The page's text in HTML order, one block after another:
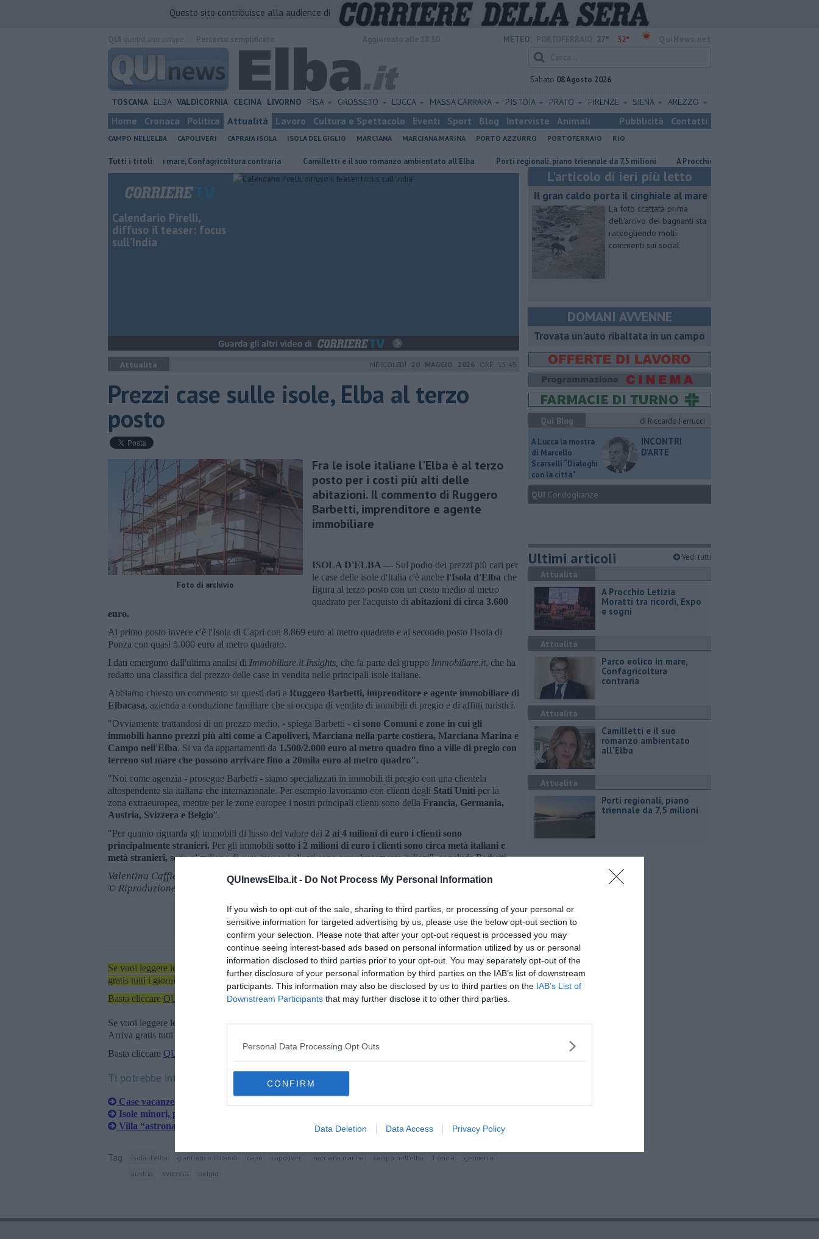
QUInewsElba.it - Do Not Process My Personal Information
If you wish to opt-out of the sale, sharing to third parties, or processing of your personal or
sensitive information for targeted advertising by us, please use the below opt-out section to
confirm your selection. Please note that after your opt-out request is processed you may
continue seeing interest-based ads based on personal information utilized by us or personal
information disclosed to third parties prior to your opt-out. You may separately opt-out of the
further disclosure of your personal information by third parties on the IAB’s list of downstream
participants. This information may also be disclosed by us to third parties on the IAB’s List of
Downstream Participants that may further disclose it to other third parties.
Personal Data Processing Opt Outs
CONFIRM
Data Deletion Data Access Privacy Policy
Questo sito contribuisce alla audience di
METEO: 27° 32°
Sabato 08 Agosto 2026
TOSCANA ELBA VALDICORNIA CECINA LIVORNO PISA GROSSETO LUCCA MASSA CARRARA PISTOIA PRATO FIRENZE SIENA AREZZO
Home Cronaca Politica Attualità Lavoro Cultura e Spettacolo Eventi Sport Blog Interviste Animali Pubblicità Contatti
CAMPO NELL'ELBA CAPOLIVERI CAPRAIA ISOLA ISOLA DEL GIGLIO MARCIANA MARCIANA MARINA PORTO AZZURRO PORTOFERRAIO RIO
Tutti i titoli:
Parco eolico in mare, Confagricoltura contraria Camilletti e il suo romanzo ambientato all'Elba Porti regionali, piano triennale da 7,5 milioni A Procchio Letizia Moratti tra ricordi, Expo e
Calendario Pirelli,
diffuso il teaser: focus
sull'India
Attualità MERCOLEDÌ 20 MAGGIO 2026 ORE 15:45
Prezzi case sulle isole, Elba al terzo
posto
Foto di archivio
Fra le isole italiane l'Elba è al terzo
posto per i costi più alti delle
abitazioni. Il commento di Ruggero
Barbetti, imprenditore e agente
immobiliare
ISOLA D'ELBA — Sul podio dei prezzi più cari per
le case delle isole d'Italia c'è anche l'Isola d'Elba che
figura al terzo posto con un costo medio al metro
quadrato per l'acquisto di abitazioni di circa 3.600
euro.
Al primo posto invece c'è l'Isola di Capri con 8.869 euro al metro quadrato e al secondo posto l'Isola di
Ponza con quasi 5.000 euro al metro quadrato.
I dati emergono dall'ultima analisi di Immobiliare.it Insights, che fa parte del gruppo Immobiliare.it, che ha
redatto una classifica del prezzo delle case in vendita nelle principali isole italiane.
Abbiamo chiesto un commento su questi dati a Ruggero Barbetti, imprenditore e agente immobiliare di
Elbacasa, azienda a conduzione familiare che si occupa di vendita di immibili di pregio e di affitti turistici.
"Ovviamente trattandosi di un prezzo medio, - spiega Barbetti - ci sono Comuni e zone in cui gli
immobili hanno prezzi più alti come a Capoliveri, Marciana nella parte costiera, Marciana Marina e
Campo nell'Elba. Si va da appartamenti da 1.500/2.000 euro al metro quadro fino a ville di pregio con
terreno sul mare che possono arrivare fino a 20mila euro al metro quadro".
"Noi come agenzia - prosegue Barbetti - siamo specializzati in immobili di pregio con una clientela
altospendente sia italiana che internazionale. Per esempio lavoriamo con clienti degli Stati Uniti per la
zona extraeuropea, mentre per le zone europee i nostri principali clienti sono della Francia, Germania,
Austria, Svizzera e Belgio".
"Per quanto riguarda gli immobili di lusso del valore dai 2 ai 4 milioni di euro i clienti sono
principalmente stranieri. Per gli immobili sotto i 2 milioni di euro i clienti sono circa metà italiani e
metà stranieri, sotto al milione di euro invece i clienti sono prevalentemente italiani", conclude Barbetti.
Valentina Caffieri
© Riproduzione riservata
Se vuoi leggere le notizie principali dell'isola d'Elba iscriviti alla Newsletter QUInews ELBA.
Arriva
gratis tutti i giorni alle 7:00 del mattino direttamente nella tua casella di posta.
Basta cliccare QUI
Se vuoi leggere le notizie principali della Toscana iscriviti allaNewsletter QUInews - ToscanaMedia.
Arriva gratis tutti i giorni alle 20:00 direttamente nella tua casella di posta.
Basta cliccare QUI
Ti potrebbe interessare anche:
Case vacanze, all'Elba fra le più care d'Italia
Isole minori, proposte Federalberghi in Senato
​Villa “astronave” dell'Elba in mostra a Firenze
Tag isola d'elba gianfranco librandi capri capoliveri marciana marina campo nell'elba francia
germania
austria
svizzera belgio
L'articolo di ieri più letto
Il gran caldo porta il cinghiale al mare
La foto scattata prima
dell'arrivo dei bagnanti sta
raccogliendo molti
commenti sui social
DOMANI AVVENNE
Trovata un'auto ribaltata in un campo
Qui Blog
di Riccardo Ferrucci
A Lucca la mostra
di Marcello
Scarselli “Dialoghi
con la città"
INCONTRI
D'ARTE
QUI Condoglianze
Ultimi articoli Vedi tutti
Attualità
A Procchio Letizia
Moratti tra ricordi, Expo
e sogni
Attualità
Parco eolico in mare,
Confagricoltura
contraria
Attualità
Camilletti e il suo
romanzo ambientato
all'Elba
Attualità
Porti regionali, piano
triennale da 7,5 milioni